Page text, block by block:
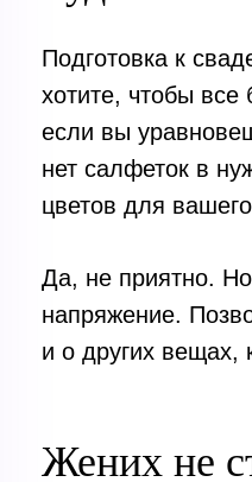
Подготовка к
хотите, чтобы
если вы
нет салфеток в
цветов для
Да, не приятно. Но
напряжение.
и о других вещах,
Жених не